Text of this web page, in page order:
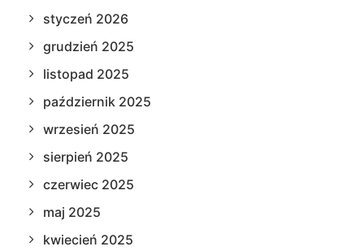
styczeń 2026
grudzień 2025
listopad 2025
październik 2025
wrzesień 2025
sierpień 2025
czerwiec 2025
maj 2025
kwiecień 2025